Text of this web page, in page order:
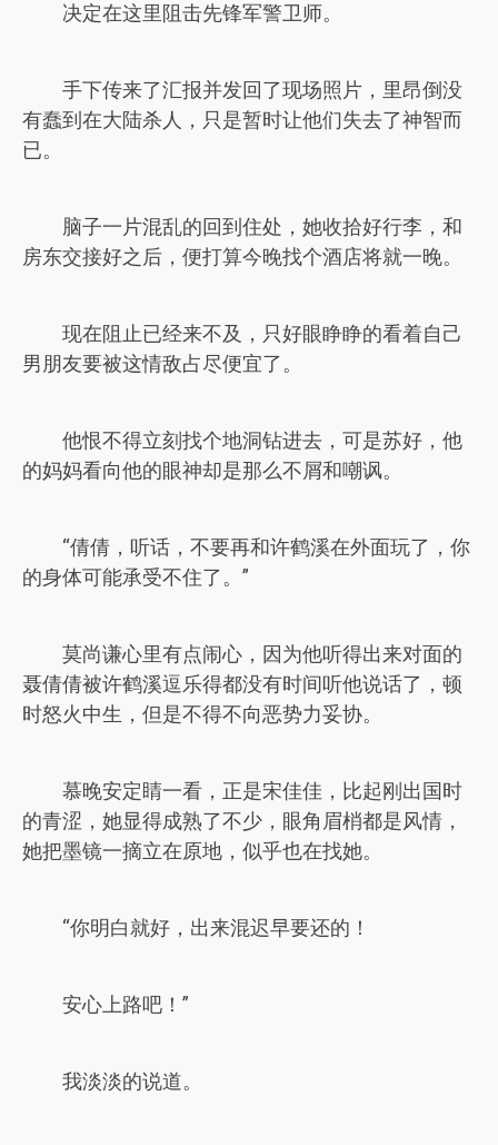
决定在这里阻击先锋军警卫师。
手下传来了汇报并发回了现场照片，里昂倒没
有蠢到在大陆杀人，只是暂时让他们失去了神智而
已。
脑子一片混乱的回到住处，她收拾好行李，和
房东交接好之后，便打算今晚找个酒店将就一晚。
现在阻止已经来不及，只好眼睁睁的看着自己
男朋友要被这情敌占尽便宜了。
他恨不得立刻找个地洞钻进去，可是苏好，他
的妈妈看向他的眼神却是那么不屑和嘲讽。
“倩倩，听话，不要再和许鹤溪在外面玩了，你
的身体可能承受不住了。”
莫尚谦心里有点闹心，因为他听得出来对面的
聂倩倩被许鹤溪逗乐得都没有时间听他说话了，顿
时怒火中生，但是不得不向恶势力妥协。
慕晚安定睛一看，正是宋佳佳，比起刚出国时
的青涩，她显得成熟了不少，眼角眉梢都是风情，
她把墨镜一摘立在原地，似乎也在找她。
“你明白就好，出来混迟早要还的！
安心上路吧！”
我淡淡的说道。